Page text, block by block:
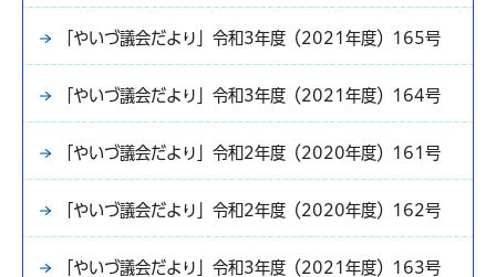
「やいづ議会だより」令和3年度（2021年度）165号
「やいづ議会だより」令和3年度（2021年度）164号
「やいづ議会だより」令和2年度（2020年度）161号
「やいづ議会だより」令和2年度（2020年度）162号
「やいづ議会だより」令和3年度（2021年度）163号